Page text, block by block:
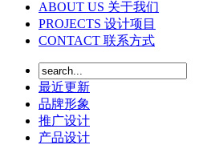
ABOUT US 关于我们
PROJECTS 设计项目
CONTACT 联系方式
最近更新
品牌形象
推广设计
产品设计